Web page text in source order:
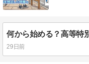
29日前